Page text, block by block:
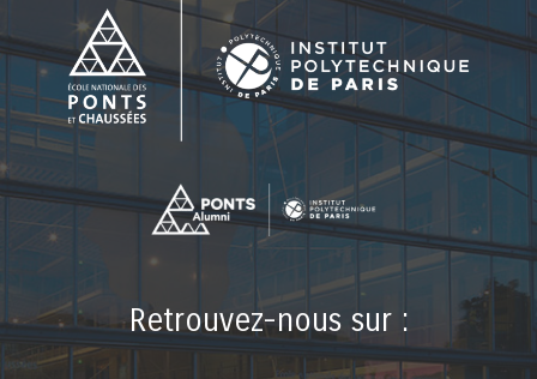
Retrouvez-nous sur :